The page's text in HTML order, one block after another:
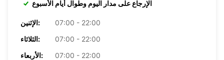
الإرجاع على مدار اليوم وطوال أيام الأسبوع
الإثنين:
07:00 - 22:00
الثلاثاء:
07:00 - 22:00
الأربعاء:
07:00 - 22:00